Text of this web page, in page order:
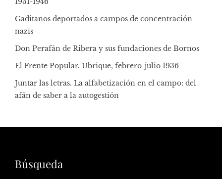
Gaditanos deportados a campos de concentración
nazis
Don Perafán de Ribera y sus fundaciones de Bornos
El Frente Popular. Ubrique, febrero-julio 1936
Juntar las letras. La alfabetización en el campo: del
afán de saber a la autogestión
Búsqueda